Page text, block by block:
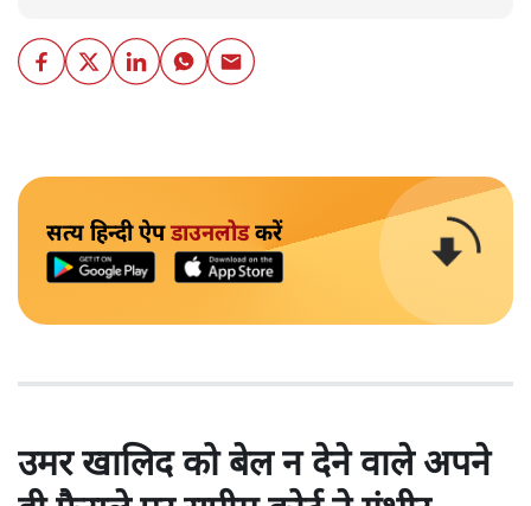
सत्य हिन्दी ऐपडाउनलोडकरें
उमर खालिद को बेल न देने वाले अपने